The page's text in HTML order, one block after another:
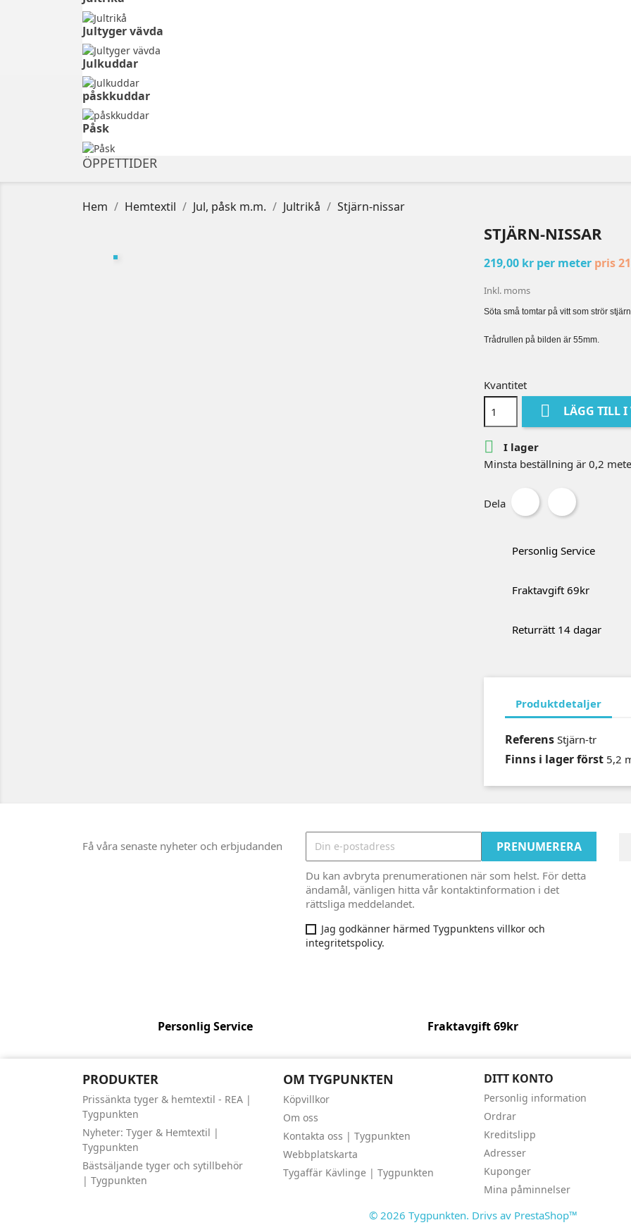
Jultyger vävda
Julkuddar
påskkuddar
Påsk
ÖPPETTIDER
Hem Hemtextil Jul, påsk m.m. Jultrikå Stjärn-nissar
STJÄRN-NISSAR
219,00 kr per meter pris
Inkl. moms
Söta små tomtar på vitt som strör
Trådrullen på bilden är 55mm.
Kvantitet
 LÄGG TILL I

I lager
Minsta beställning är 0,2
Dela
Personlig Service
Fraktavgift 69kr
Returrätt 14 dagar
Produktdetaljer
Referens Stjärn-tr
Finns i lager först 5,2
Få våra senaste nyheter och erbjudanden
Du kan avbryta prenumerationen när som helst. För detta
ändamål, vänligen hitta vår kontaktinformation i det
rättsliga meddelandet.
Jag godkänner härmed Tygpunktens villkor och
integritetspolicy.
Personlig Service Fraktavgift 69kr
PRODUKTER
Prissänkta tyger & hemtextil - REA |
Tygpunkten
Nyheter: Tyger & Hemtextil |
Tygpunkten
Bästsäljande tyger och sytillbehör
| Tygpunkten
OM TYGPUNKTEN
Köpvillkor
Om oss
Kontakta oss | Tygpunkten
Webbplatskarta
Tygaffär Kävlinge | Tygpunkten
DITT KONTO
Personlig information
Ordrar
Kreditslipp
Adresser
Kuponger
Mina påminnelser
© 2026 Tygpunkten. Drivs av PrestaShop™